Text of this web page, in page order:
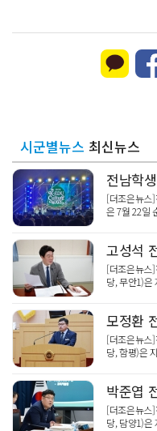
시군별뉴스 최신뉴스
[더조은뉴스
은 7월 22일
[더조은뉴스
당, 무안1)은
[더조은뉴스
당, 함평)은
[더조은뉴스
당, 담양1)은